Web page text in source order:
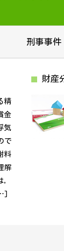
刑事事件
精
金
気
で
料
解
財産